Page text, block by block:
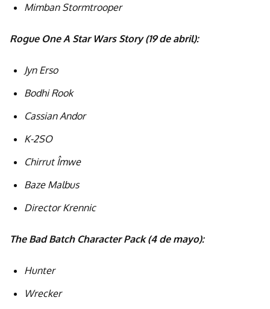
Mimban Stormtrooper
Rogue One A Star Wars Story (19 de abril):
Jyn Erso
Bodhi Rook
Cassian Andor
K-2SO
Chirrut Îmwe
Baze Malbus
Director Krennic
The Bad Batch Character Pack (4 de mayo):
Hunter
Wrecker